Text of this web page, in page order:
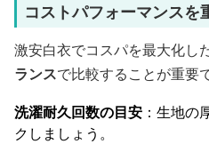
コストパフォーマンスを
激安白衣でコスパを最大化し
ランスで比較することが重要で
洗濯耐久回数の目安 ：生地の
クしましょう。